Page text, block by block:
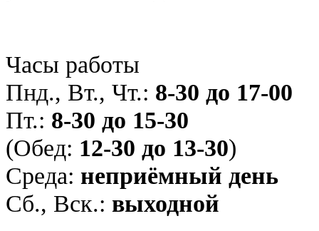
Часы работы
Пнд., Вт., Чт.: 8-30 до 17-00
Пт.: 8-30 до 15-30
(Обед: 12-30 до 13-30)
Среда: неприёмный день
Сб., Вск.: выходной